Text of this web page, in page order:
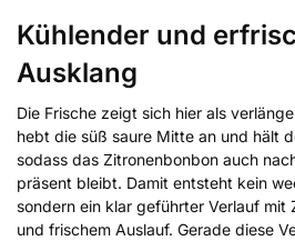
Kühlender und
Ausklang
Die Frische zeigt sich hier als
hebt die süß saure Mitte an und hält
sodass das Zitronenbonbon auch
präsent bleibt. Damit entsteht kein
sondern ein klar geführter Verlauf mit
und frischem Auslauf. Gerade diese